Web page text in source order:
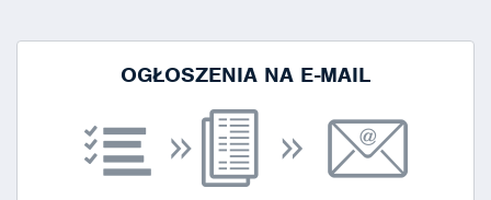
OGŁOSZENIA NA E-MAIL